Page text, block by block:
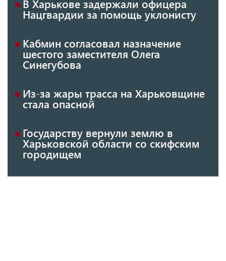
В Харькове задержали офицера
Нацгвардии за помощь уклонисту
Кабмин согласовал назначение
шестого заместителя Олега
Синегубова
Из-за жары трасса на Харьковщине
стала опасной
Государству вернули землю в
Харьковской области со скифским
городищем